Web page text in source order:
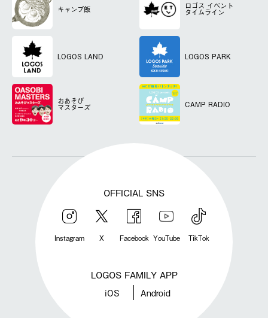
キャンプ飯 ロゴス イベント
タイムライン
LOGOS LAND LOGOS PARK
おあそび
マスターズ CAMP RADIO
OFFICIAL SNS
Instagram X Facebook YouTube TikTok
LOGOS FAMILY APP
iOS Android